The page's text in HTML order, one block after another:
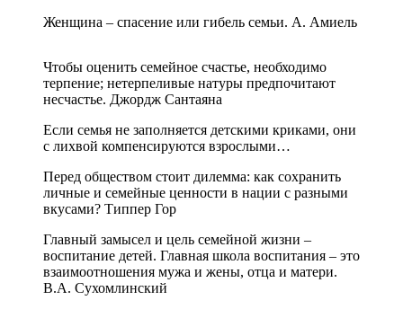
Женщина – спасение или гибель семьи. А. Амиель
Чтобы оценить семейное счастье, необходимо
терпение; нетерпеливые натуры предпочитают
несчастье. Джордж Сантаяна
Если семья не заполняется детскими криками, они
с лихвой компенсируются взрослыми…
Перед обществом стоит дилемма: как сохранить
личные и семейные ценности в нации с разными
вкусами? Типпер Гор
Главный замысел и цель семейной жизни –
воспитание детей. Главная школа воспитания – это
взаимоотношения мужа и жены, отца и матери.
В.А. Сухомлинский